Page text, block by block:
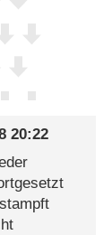
20:22